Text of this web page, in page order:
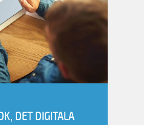
DET DIGITALA